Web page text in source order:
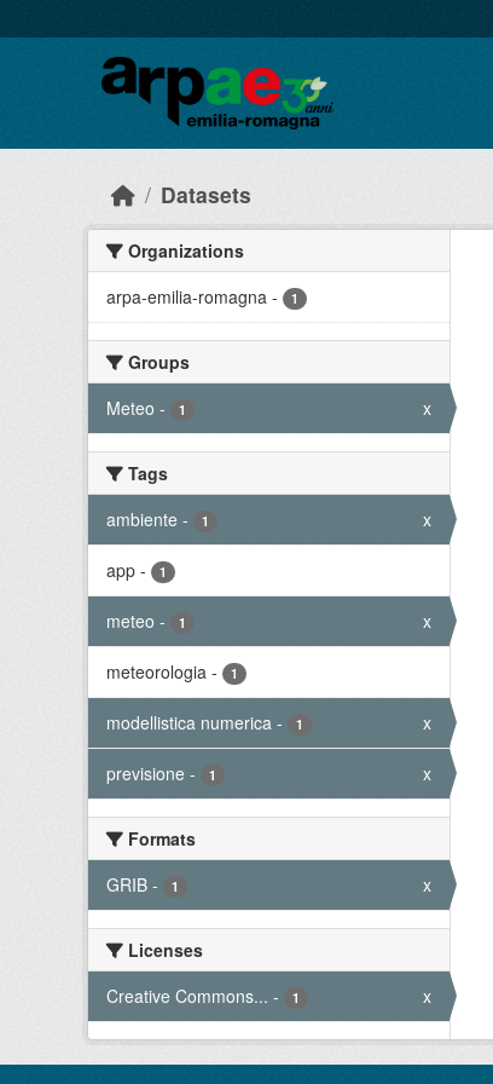
Datasets
Organizations
arpa-emilia-romagna - 1
Groups
Meteo - 1 x
Tags
ambiente - 1 x
app - 1
meteo - 1 x
meteorologia - 1
modellistica numerica - 1 x
previsione - 1 x
Formats
GRIB - 1 x
Licenses
Creative Commons... - 1 x